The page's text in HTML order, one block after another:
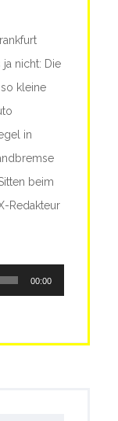
nicht: Die
kleine
in
beim
Redakteur
00:00